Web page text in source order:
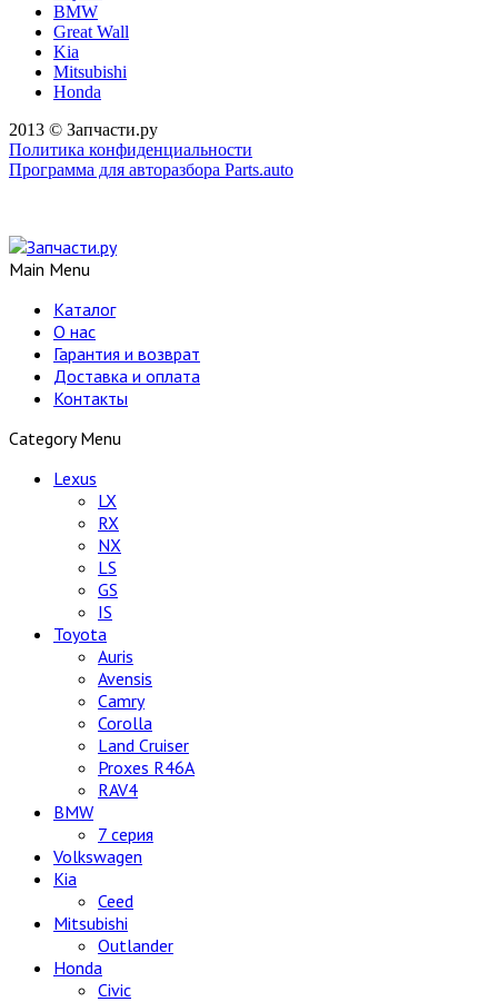
BMW
Great Wall
Kia
Mitsubishi
Honda
2013 © Запчасти.ру
Политика конфиденциальности
Программа для авторазбора Parts.auto
Main Menu
Каталог
О нас
Гарантия и возврат
Доставка и оплата
Контакты
Category Menu
Lexus
LX
RX
NX
LS
GS
IS
Toyota
Auris
Avensis
Camry
Corolla
Land Cruiser
Proxes R46A
RAV4
BMW
7 серия
Volkswagen
Kia
Ceed
Mitsubishi
Outlander
Honda
Civic